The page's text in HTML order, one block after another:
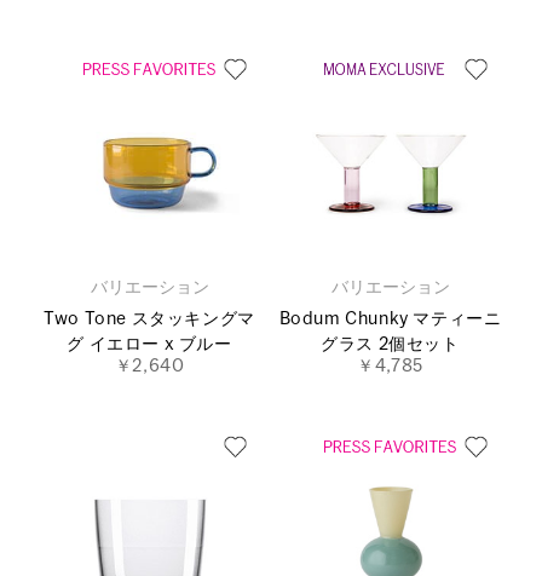
バリエーション
Two Tone スタッキングマ
グ イエロー x ブルー
￥2,640
バリエーション
Bodum Chunky マティーニ
グラス 2個セット
￥4,785